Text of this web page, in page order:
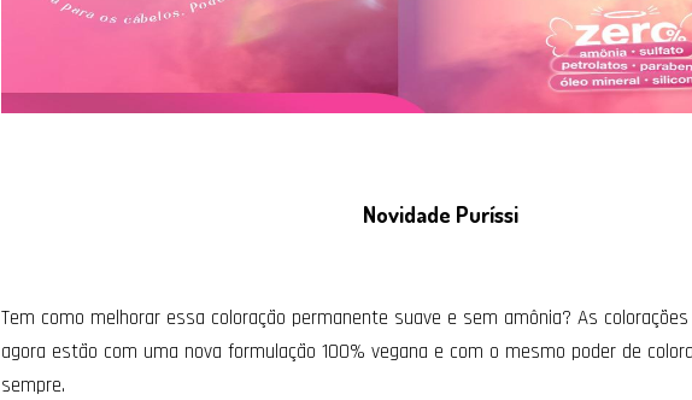
Novidade Puríssi
Tem como melhorar essa coloração permanente suave e sem amônia? As colorações
agora estão com uma nova formulação 100% vegana e com o mesmo poder de
sempre.